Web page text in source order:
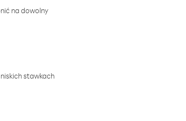
na dowolny
stawkach